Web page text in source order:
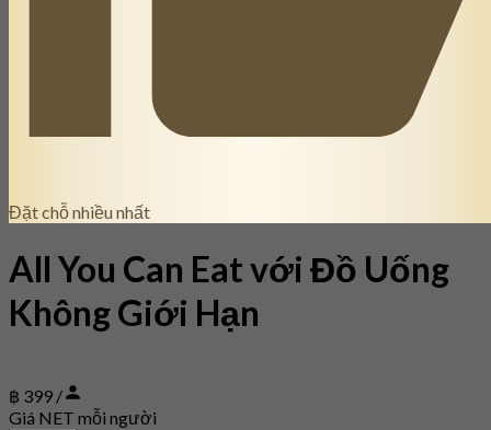
Đặt chỗ nhiều nhất
All You Can Eat với Đồ Uống
Không Giới Hạn
฿ 399 /
Giá NET mỗi người